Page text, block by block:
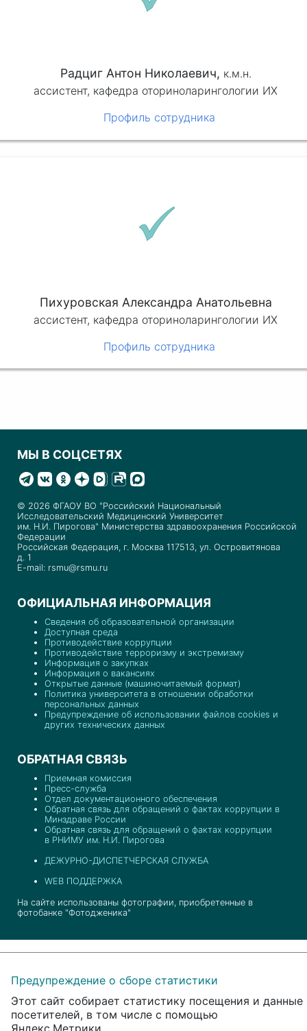
Радциг Антон Николаевич, к.м.н.
ассистент, кафедра оториноларингологии ИХ
Профиль сотрудника
Пихуровская Александра Анатольевна
ассистент, кафедра оториноларингологии ИХ
Профиль сотрудника
МЫ В СОЦСЕТЯХ
© 2026 ФГАОУ ВО "Российский Национальный
Исследовательский Медицинский Университет
им. Н.И. Пирогова" Министерства здравоохранения Российской
Федерации
Российская Федерация, г. Москва 117513, ул. Островитянова
д. 1
E-mail: rsmu@rsmu.ru
ОФИЦИАЛЬНАЯ ИНФОРМАЦИЯ
Сведения об образовательной организации
Доступная среда
Противодействие коррупции
Противодействие терроризму и экстремизму
Информация о закупках
Информация о вакансиях
Открытые данные (машиночитаемый формат)
Политика университета в отношении обработки
персональных данных
Предупреждение об использовании файлов cookies и
других технических данных
ОБРАТНАЯ СВЯЗЬ
Приемная комиссия
Пресс-служба
Отдел документационного обеспечения
Обратная связь для обращений о фактах коррупции в
Минздраве России
Обратная связь для обращений о фактах коррупции
в РНИМУ им. Н.И. Пирогова
ДЕЖУРНО-ДИСПЕТЧЕРСКАЯ СЛУЖБА
WEB ПОДДЕРЖКА
На сайте использованы фотографии, приобретенные в
фотобанке "Фотодженика"
Предупреждение о сборе статистики
Этот сайт собирает статистику посещения и данные
посетителей, в том числе с помощью
Яндекс.Метрики.